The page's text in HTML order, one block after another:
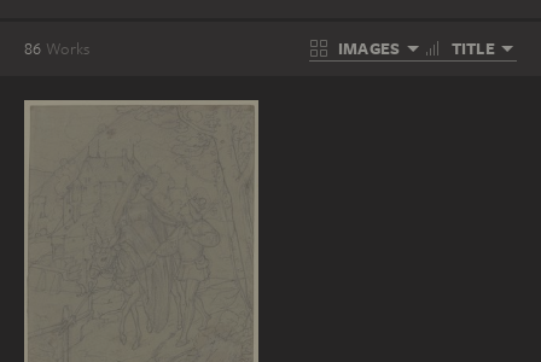
86 Works IMAGES TITLE